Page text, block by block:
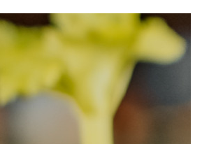
SPORTS
RÉSERVER